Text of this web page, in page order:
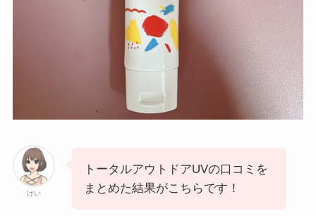
けい
トータルアウトドアUVの口コミを
まとめた結果がこちらです！